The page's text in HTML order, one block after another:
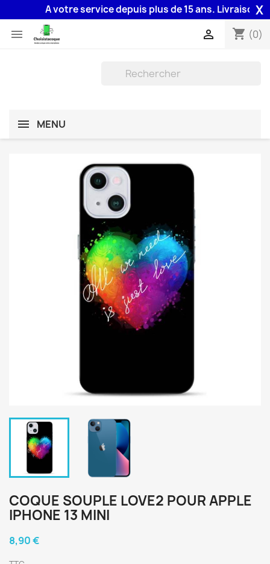
A votre service depuis plus de 15 ans. Livraison X
 shopping_cart (0)

MENU
COQUE SOUPLE LOVE2 POUR APPLE
IPHONE 13 MINI
8,90 €